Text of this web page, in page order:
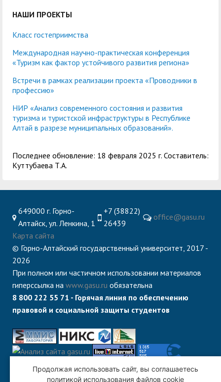
НАШИ ПРОЕКТЫ
Класс гостеприимства
Международная научно-практическая конференция
«Туризм как фактор устойчивого развития региона»
Встречи в рамках реализации проекта «Проводники в
профессию»
НИР «Анализ современного состояния и развития
туризма и туристской инфраструктуры в Республике
Алтай в разрезе муниципальных образований».
Последнее обновление: 18 февраля 2025 г. Составитель:
Куттубаева Т.А.
649000 г. Горно-
Алтайск, ул. Ленкина, 1
+7 (38822)
26439
office@gasu.ru
Карта сайта
© Горно-Алтайский государственный университет, 2017 -
2026
При полном или частичном использовании материалов
гиперссылка на www.gasu.ru обязательна
8 800 222 55 71 - Горячая линия по обеспечению
правовой и социальной защиты студентов
Продолжая использовать сайт, вы соглашаетесь
политикой использования файлов cookie